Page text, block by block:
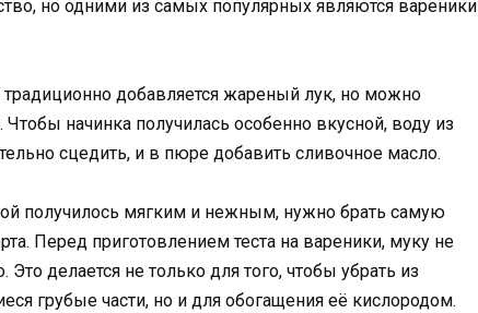
но одними из самых популярных являются вареники
добавляется жареный лук, но можно
начинка получилась особенно вкусной, воду из
сцедить, и в пюре добавить сливочное масло.
получилось мягким и нежным, нужно брать самую
Перед приготовлением теста на вареники, муку не
делается не только для того, чтобы убрать из
грубые части, но и для обогащения её кислородом.